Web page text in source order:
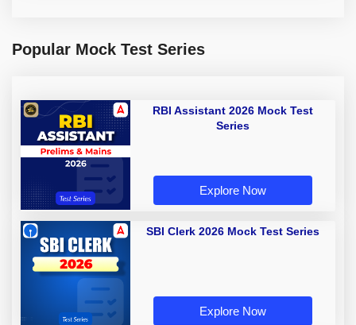
Popular Mock Test Series
RBI Assistant 2026 Mock Test
Series
Explore Now
SBI Clerk 2026 Mock Test Series
Explore Now